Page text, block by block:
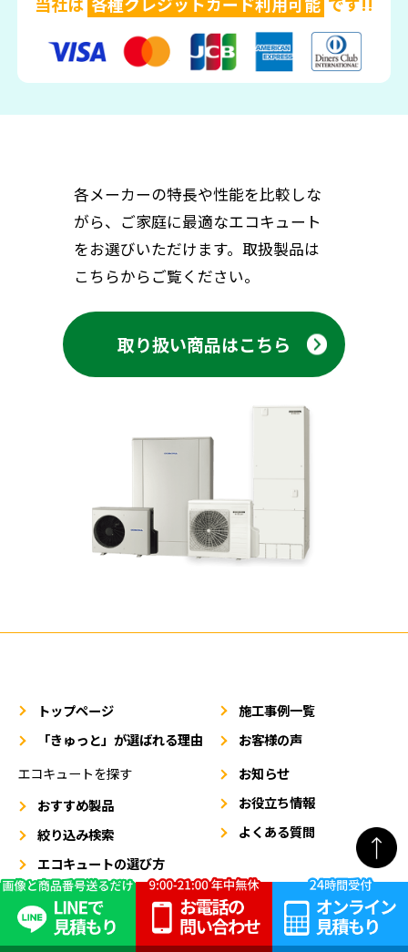
各メーカーの特長や性能を比較しな
がら、ご家庭に最適なエコキュート
をお選びいただけます。取扱製品は
こちらからご覧ください。
取り扱い商品はこちら
トップページ
「きゅっと」が選ばれる理由
エコキュートを探す
おすすめ製品
絞り込み検索
エコキュートの選び方
メーカーから探す
施工事例一覧
お客様の声
お知らせ
お役立ち情報
よくある質問